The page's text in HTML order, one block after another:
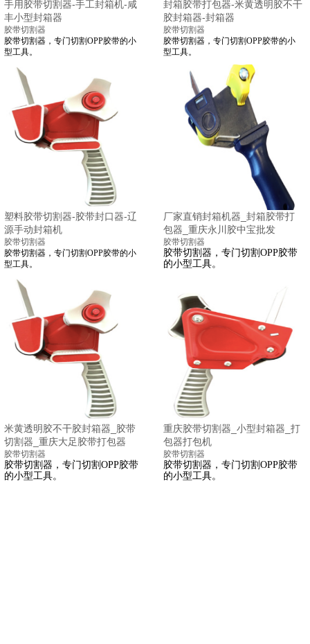
手用胶带切割器-手工封箱机-咸
丰小型封箱器
胶带切割器
胶带切割器，专门切割OPP胶带的小
型工具。
封箱胶带打包器-米黄透明胶不干
胶封箱器-封箱器
胶带切割器
胶带切割器，专门切割OPP胶带的小
型工具。
塑料胶带切割器-胶带封口器-辽
源手动封箱机
胶带切割器
胶带切割器，专门切割OPP胶带的小
型工具。
厂家直销封箱机器_封箱胶带打
包器_重庆永川胶中宝批发
胶带切割器
胶带切割器，专门切割OPP胶带
的小型工具。
米黄透明胶不干胶封箱器_胶带
切割器_重庆大足胶带打包器
胶带切割器
胶带切割器，专门切割OPP胶带
的小型工具。
重庆胶带切割器_小型封箱器_打
包器打包机
胶带切割器
胶带切割器，专门切割OPP胶带
的小型工具。